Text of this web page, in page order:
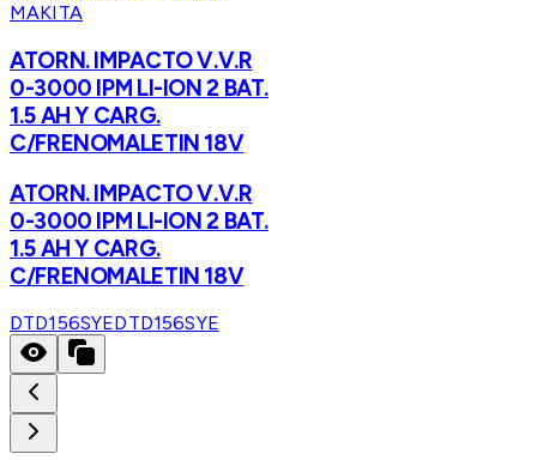
MAKITA
ATORN. IMPACTO V.V.R
0-3000 IPM LI-ION 2 BAT.
1.5 AH Y CARG.
C/FRENOMALETIN 18V
ATORN. IMPACTO V.V.R
0-3000 IPM LI-ION 2 BAT.
1.5 AH Y CARG.
C/FRENOMALETIN 18V
DTD156SYEDTD156SYE